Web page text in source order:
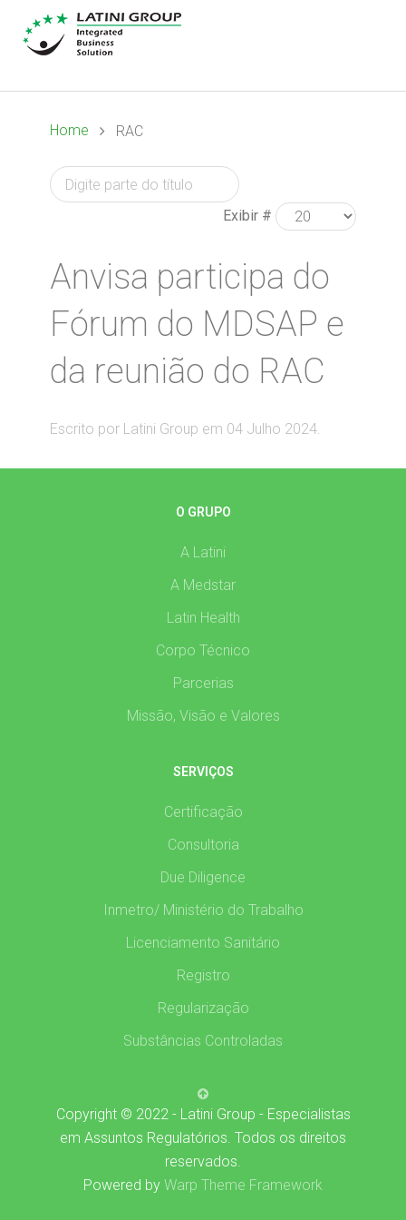
Home RAC
Exibir #
Anvisa participa do
Fórum do MDSAP e
da reunião do RAC
Escrito por Latini Group em 04 Julho 2024.
O GRUPO
A Latini
A Medstar
Latin Health
Corpo Técnico
Parcerias
Missão, Visão e Valores
SERVIÇOS
Certificação
Consultoria
Due Diligence
Inmetro/ Ministério do Trabalho
Licenciamento Sanitário
Registro
Regularização
Substâncias Controladas
Copyright © 2022 - Latini Group - Especialistas
em Assuntos Regulatórios. Todos os direitos
reservados.
Powered by Warp Theme Framework